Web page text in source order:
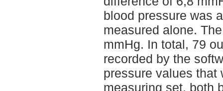
blood pressure was
measured alone.
mmHg. In total, 79
recorded by the
pressure values that
measuring set, both